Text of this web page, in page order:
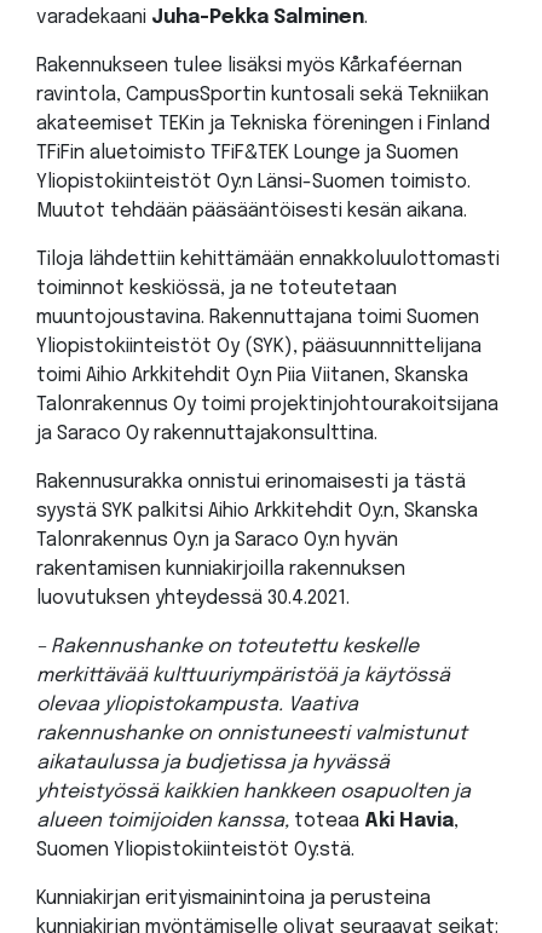
varadekaani Juha-Pekka Salminen.
Rakennukseen tulee lisäksi myös Kårkaféernan
ravintola, CampusSportin kuntosali sekä Tekniikan
akateemiset TEKin ja Tekniska föreningen i Finland
TFiFin aluetoimisto TFiF&TEK Lounge ja Suomen
Yliopistokiinteistöt Oy:n Länsi-Suomen toimisto.
Muutot tehdään pääsääntöisesti kesän aikana.
Tiloja lähdettiin kehittämään ennakkoluulottomasti
toiminnot keskiössä, ja ne toteutetaan
muuntojoustavina. Rakennuttajana toimi Suomen
Yliopistokiinteistöt Oy (SYK), pääsuunnnittelijana
toimi Aihio Arkkitehdit Oy:n Piia Viitanen, Skanska
Talonrakennus Oy toimi projektinjohtourakoitsijana
ja Saraco Oy rakennuttajakonsulttina.
Rakennusurakka onnistui erinomaisesti ja tästä
syystä SYK palkitsi Aihio Arkkitehdit Oy:n, Skanska
Talonrakennus Oy:n ja Saraco Oy:n hyvän
rakentamisen kunniakirjoilla rakennuksen
luovutuksen yhteydessä 30.4.2021.
– Rakennushanke on toteutettu keskelle
merkittävää kulttuuriympäristöä ja käytössä
olevaa yliopistokampusta. Vaativa
rakennushanke on onnistuneesti valmistunut
aikataulussa ja budjetissa ja hyvässä
yhteistyössä kaikkien hankkeen osapuolten ja
alueen toimijoiden kanssa, toteaa Aki Havia,
Suomen Yliopistokiinteistöt Oy:stä.
Kunniakirjan erityismainintoina ja perusteina
kunniakirjan myöntämiselle olivat seuraavat seikat: